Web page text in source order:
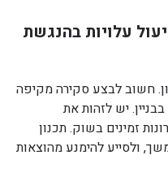
עלויות בהנגשת
חשוב לבצע סקירה מקיפה
יש לזהות את
זמינים בשוק. תכנון
ולסייע להימנע מהוצאות